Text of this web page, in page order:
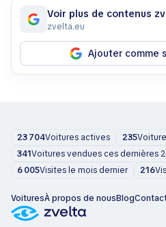
zvelta.eu
Ajouter comme
23 704Voitures actives 235
341Voitures vendues ces dernières
6 005Visites le mois dernier 216
VoituresÀ propos de nousBlog